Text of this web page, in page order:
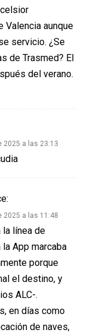
Valencia aunque
servicio. ¿Se
de Trasmed? El
del verano.
2025 a las 23:13
2025 a las 11:48
la línea de
App marcaba
porque
el destino, y
ALC-.
en días como
de naves,